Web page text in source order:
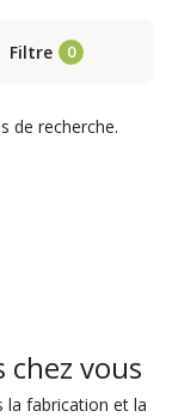
Filtre
de recherche.
vous
la fabrication et la